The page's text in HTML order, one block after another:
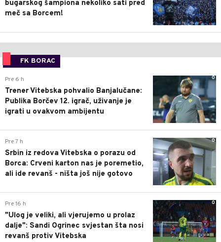
bugarskog šampiona nekoliko sati pred
meč sa Borcem!
FK BORAC
0
Pre 6 h
Trener Vitebska pohvalio Banjalučane:
Publika Borčev 12. igrač, uživanje je
igrati u ovakvom ambijentu
0
Pre 7 h
Srbin iz redova Vitebska o porazu od
Borca: Crveni karton nas je poremetio,
ali ide revanš - ništa još nije gotovo
0
Pre 16 h
"Ulog je veliki, ali vjerujemo u prolaz
dalje": Sandi Ogrinec svjestan šta nosi
revanš protiv Vitebska